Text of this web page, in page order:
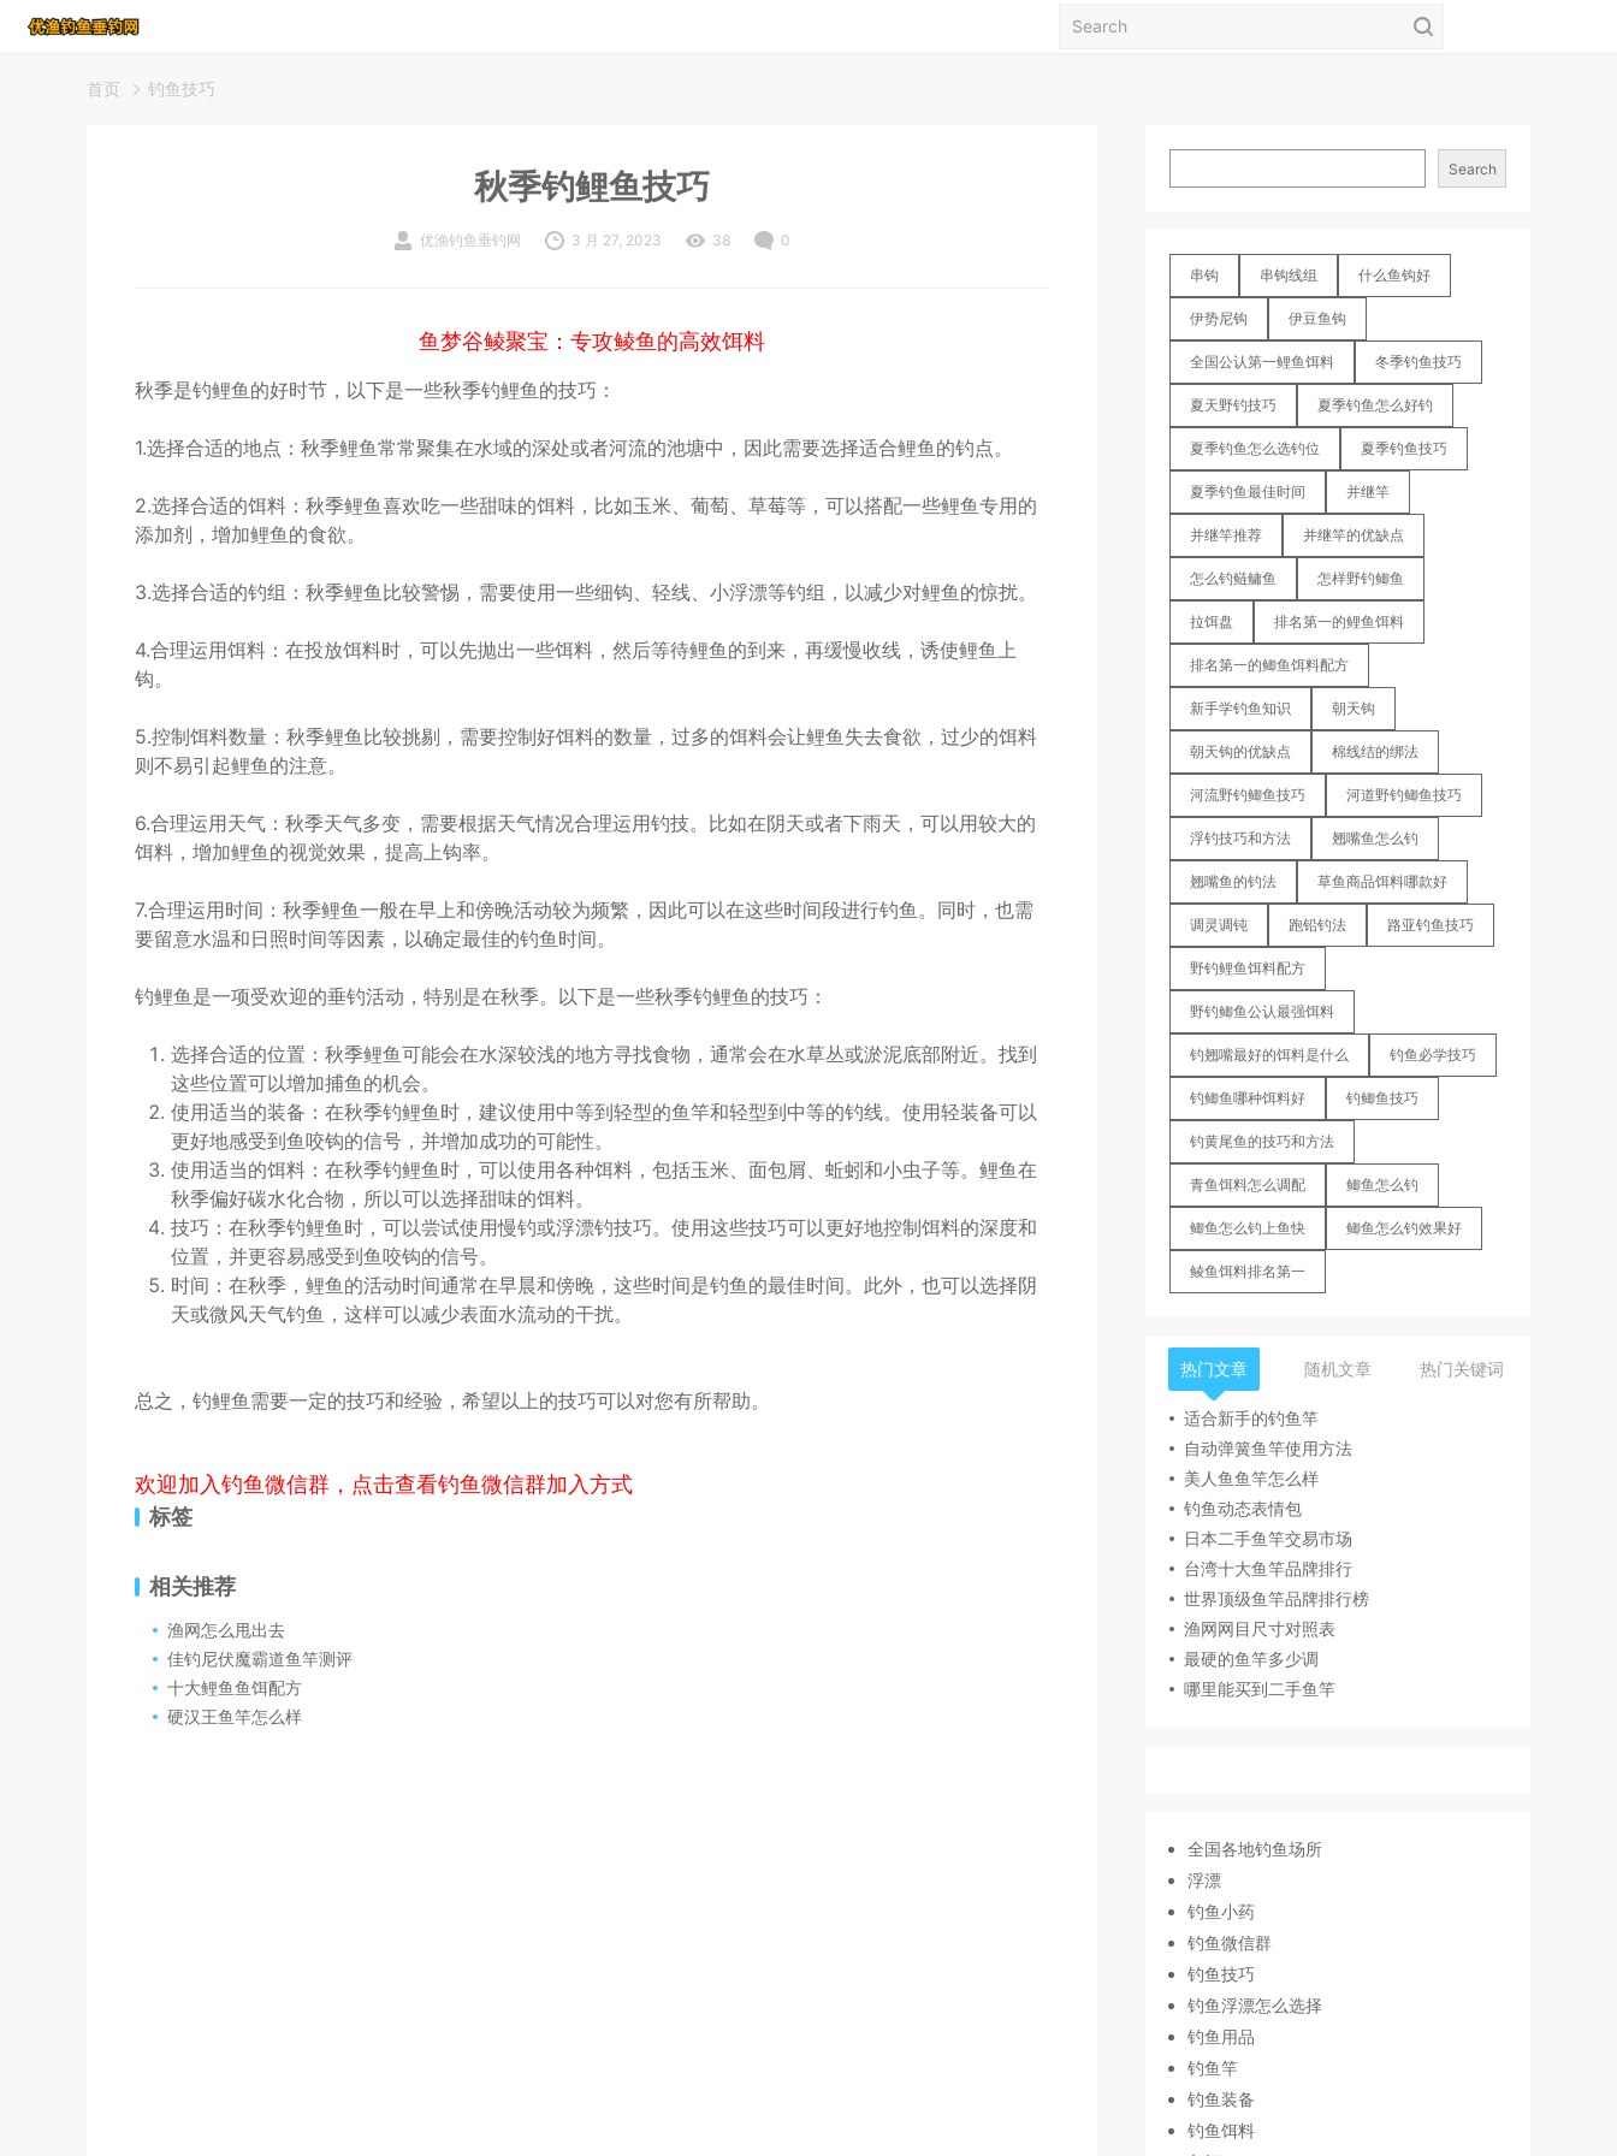
首页 钓鱼技巧
秋季钓鲤鱼技巧
优渔钓鱼垂钓网 3 月 27, 2023 38 0
鱼梦谷鲮聚宝：专攻鲮鱼的高效饵料
秋季是钓鲤鱼的好时节，以下是一些秋季钓鲤鱼的技巧：
1.选择合适的地点：秋季鲤鱼常常聚集在水域的深处或者河流的池塘中，因此需要选择适合鲤鱼的钓点。
2.选择合适的饵料：秋季鲤鱼喜欢吃一些甜味的饵料，比如玉米、葡萄、草莓等，可以搭配一些鲤鱼专用的
添加剂，增加鲤鱼的食欲。
3.选择合适的钓组：秋季鲤鱼比较警惕，需要使用一些细钩、轻线、小浮漂等钓组，以减少对鲤鱼的惊扰。
4.合理运用饵料：在投放饵料时，可以先抛出一些饵料，然后等待鲤鱼的到来，再缓慢收线，诱使鲤鱼上
钩。
5.控制饵料数量：秋季鲤鱼比较挑剔，需要控制好饵料的数量，过多的饵料会让鲤鱼失去食欲，过少的饵料
则不易引起鲤鱼的注意。
6.合理运用天气：秋季天气多变，需要根据天气情况合理运用钓技。比如在阴天或者下雨天，可以用较大的
饵料，增加鲤鱼的视觉效果，提高上钩率。
7.合理运用时间：秋季鲤鱼一般在早上和傍晚活动较为频繁，因此可以在这些时间段进行钓鱼。同时，也需
要留意水温和日照时间等因素，以确定最佳的钓鱼时间。
钓鲤鱼是一项受欢迎的垂钓活动，特别是在秋季。以下是一些秋季钓鲤鱼的技巧：
选择合适的位置：秋季鲤鱼可能会在水深较浅的地方寻找食物，通常会在水草丛或淤泥底部附近。找到
这些位置可以增加捕鱼的机会。
使用适当的装备：在秋季钓鲤鱼时，建议使用中等到轻型的鱼竿和轻型到中等的钓线。使用轻装备可以
更好地感受到鱼咬钩的信号，并增加成功的可能性。
使用适当的饵料：在秋季钓鲤鱼时，可以使用各种饵料，包括玉米、面包屑、蚯蚓和小虫子等。鲤鱼在
秋季偏好碳水化合物，所以可以选择甜味的饵料。
技巧：在秋季钓鲤鱼时，可以尝试使用慢钓或浮漂钓技巧。使用这些技巧可以更好地控制饵料的深度和
位置，并更容易感受到鱼咬钩的信号。
时间：在秋季，鲤鱼的活动时间通常在早晨和傍晚，这些时间是钓鱼的最佳时间。此外，也可以选择阴
天或微风天气钓鱼，这样可以减少表面水流动的干扰。
总之，钓鲤鱼需要一定的技巧和经验，希望以上的技巧可以对您有所帮助。
欢迎加入钓鱼微信群，点击查看钓鱼微信群加入方式
标签
相关推荐
渔网怎么甩出去
佳钓尼伏魔霸道鱼竿测评
十大鲤鱼鱼饵配方
硬汉王鱼竿怎么样
Search
串钩 串钩线组 什么鱼钩好
伊势尼钩 伊豆鱼钩
全国公认第一鲤鱼饵料 冬季钓鱼技巧
夏天野钓技巧 夏季钓鱼怎么好钓
夏季钓鱼怎么选钓位 夏季钓鱼技巧
夏季钓鱼最佳时间 并继竿
并继竿推荐 并继竿的优缺点
怎么钓鲢鳙鱼 怎样野钓鲫鱼
拉饵盘 排名第一的鲤鱼饵料
排名第一的鲫鱼饵料配方
新手学钓鱼知识 朝天钩
朝天钩的优缺点 棉线结的绑法
河流野钓鲫鱼技巧 河道野钓鲫鱼技巧
浮钓技巧和方法 翘嘴鱼怎么钓
翘嘴鱼的钓法 草鱼商品饵料哪款好
调灵调钝 跑铅钓法 路亚钓鱼技巧
野钓鲤鱼饵料配方
野钓鲫鱼公认最强饵料
钓翘嘴最好的饵料是什么 钓鱼必学技巧
钓鲫鱼哪种饵料好 钓鲫鱼技巧
钓黄尾鱼的技巧和方法
青鱼饵料怎么调配 鲫鱼怎么钓
鲫鱼怎么钓上鱼快 鲫鱼怎么钓效果好
鲮鱼饵料排名第一
热门文章 随机文章 热门关键词
适合新手的钓鱼竿
自动弹簧鱼竿使用方法
美人鱼鱼竿怎么样
钓鱼动态表情包
日本二手鱼竿交易市场
台湾十大鱼竿品牌排行
世界顶级鱼竿品牌排行榜
渔网网目尺寸对照表
最硬的鱼竿多少调
哪里能买到二手鱼竿
全国各地钓鱼场所
浮漂
钓鱼小药
钓鱼微信群
钓鱼技巧
钓鱼浮漂怎么选择
钓鱼用品
钓鱼竿
钓鱼装备
钓鱼饵料